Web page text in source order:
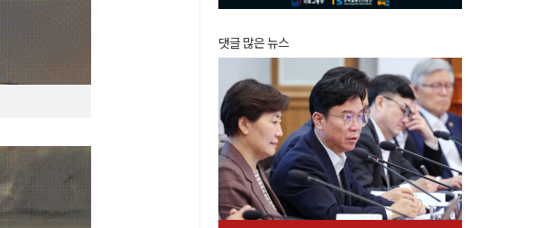
댓글 많은 뉴스